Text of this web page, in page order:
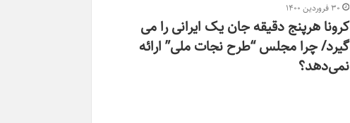
۳۰ فروردین ۱۴۰۰
کرونا هرپنج دقیقه جان یک ایرانی را می
گیرد/ چرا مجلس “طرح نجات ملی” ارائه
نمی‌دهد؟